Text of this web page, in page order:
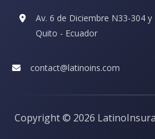
Av. 6 de Diciembre N33-304
Quito - Ecuador
contact@latinoins.com
Copyright © 2026